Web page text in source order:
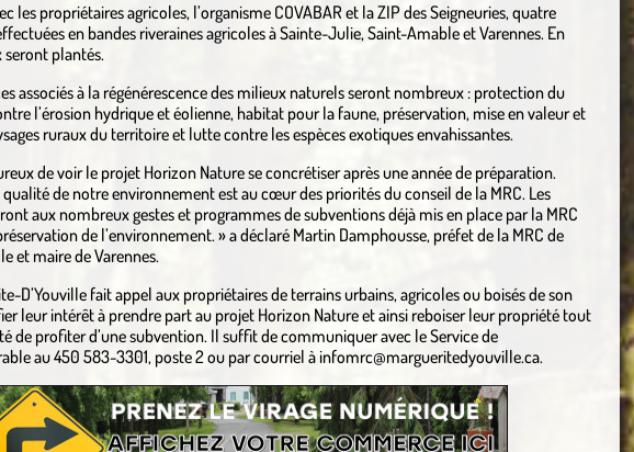
les propriétaires agricoles, l’organisme COVABAR et la ZIP des Seigneuries, quatre
en bandes riveraines agricoles à Sainte-Julie, Saint-Amable et Varennes. En
seront plantés.
associés à la régénérescence des milieux naturels seront nombreux : protection du
l’érosion hydrique et éolienne, habitat pour la faune, préservation, mise en valeur et
ruraux du territoire et lutte contre les espèces exotiques envahissantes.
de voir le projet Horizon Nature se concrétiser après une année de préparation.
qualité de notre environnement est au cœur des priorités du conseil de la MRC. Les
aux nombreux gestes et programmes de subventions déjà mis en place par la MRC
de l’environnement. » a déclaré Martin Damphousse, préfet de la MRC de
et maire de Varennes.
D’Youville fait appel aux propriétaires de terrains urbains, agricoles ou boisés de son
leur intérêt à prendre part au projet Horizon Nature et ainsi reboiser leur propriété tout
de profiter d’une subvention. Il suffit de communiquer avec le Service de
au 450 583-3301, poste 2 ou par courriel à infomrc@margueritedyouville.ca.